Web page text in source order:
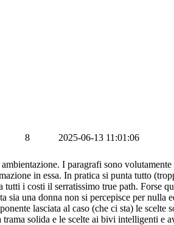
8
2025-06-13 11:01:06
I paragrafi sono
in essa. In pratica si punta tutto
i costi il serratissimo true path. Forse
una donna non si percepisce per
lasciata al caso (che ci sta) le scelte
solida e le scelte ai bivi intelligenti